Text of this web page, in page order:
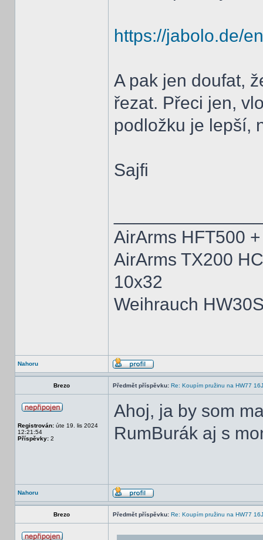
https://jabolo.de/
A pak jen doufat,
řezat. Přeci jen,
podložku je lepší,
Sajfi
AirArms HFT500
AirArms TX200
10x32
Weihrauch
Nahoru
Brezo Předmět příspěvku: Re: Koupím pružinu na HW77 16J
Registrován: úte 19. lis 2024
12:21:54
Příspěvky: 2
Ahoj, ja by som
RumBurák aj s
Nahoru
Brezo Předmět příspěvku: Re: Koupím pružinu na HW77 16J